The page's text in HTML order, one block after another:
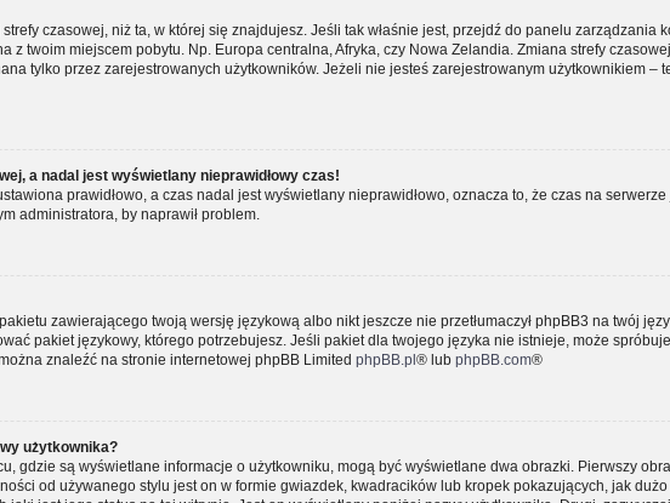
czasowej, niż ta, w której się znajdujesz. Jeśli tak właśnie jest, przejdź do panelu zarządzania
z twoim miejscem pobytu. Np. Europa centralna, Afryka, czy Nowa Zelandia. Zmiana strefy
tylko przez zarejestrowanych użytkowników. Jeżeli nie jesteś zarejestrowanym użytkownikiem –
a nadal jest wyświetlany nieprawidłowy czas!
prawidłowo, a czas nadal jest wyświetlany nieprawidłowo, oznacza to, że czas na serwerze
administratora, by naprawił problem.
zawierającego twoją wersję językową albo nikt jeszcze nie przetłumaczył phpBB3 na twój
pakiet językowy, którego potrzebujesz. Jeśli pakiet dla twojego języka nie istnieje, może
znaleźć na stronie internetowej phpBB Limited phpBB.pl® lub phpBB.com®
użytkownika?
gdzie są wyświetlane informacje o użytkowniku, mogą być wyświetlane dwa obrazki. Pierwszy
od używanego stylu jest on w formie gwiazdek, kwadracików lub kropek pokazujących, jak